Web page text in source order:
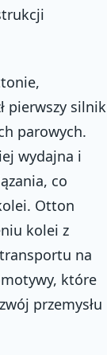
pierwszy silnik
parowych.
wydajna i
co
Otton
kolei z
na
które
przemysłu